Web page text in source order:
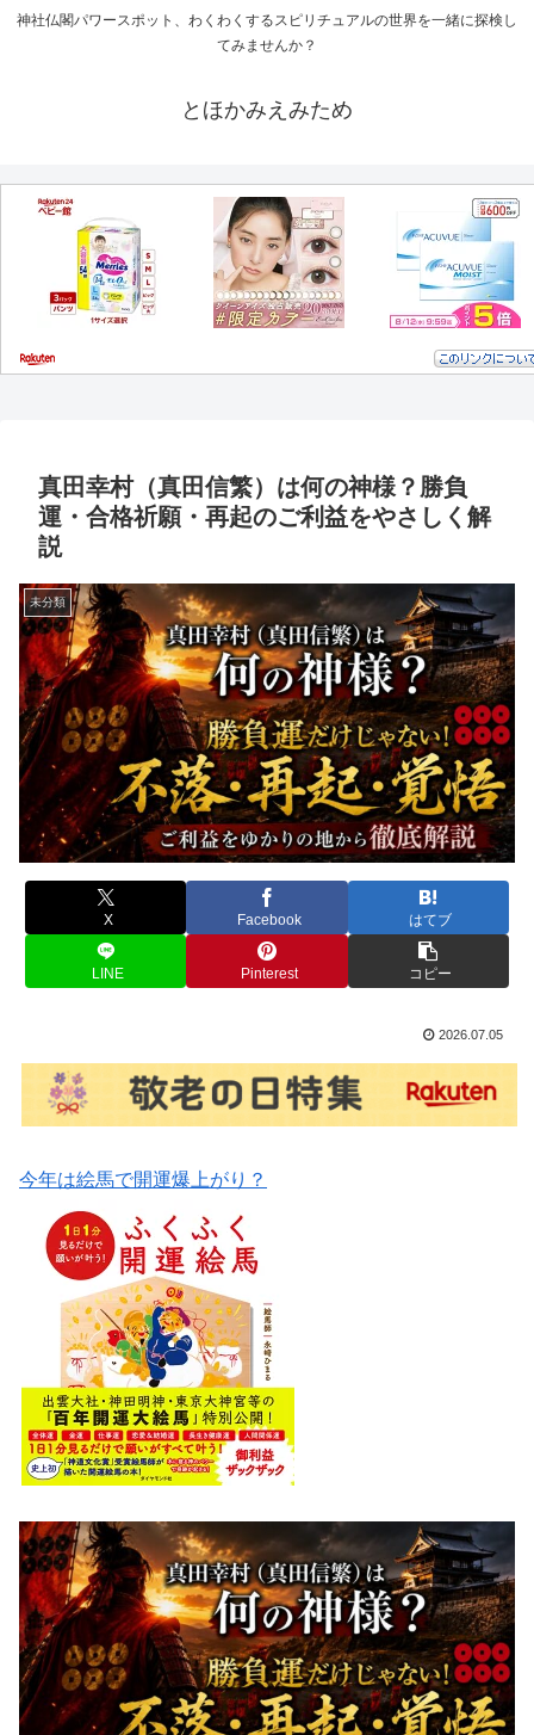
神社仏閣パワースポット、わくわくするスピリチュアルの世界を一緒に探検し
てみませんか？
とほかみえみため
真田幸村（真田信繁）は何の神様？勝負
運・合格祈願・再起のご利益をやさしく解
説
未分類
X Facebook はてブ
LINE Pinterest コピー
2026.07.05
今年は絵馬で開運爆上がり？